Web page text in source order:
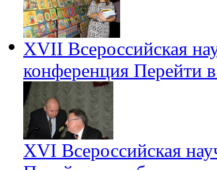
XVII Всероссийская
конференция Перейти
XVI Всероссийская